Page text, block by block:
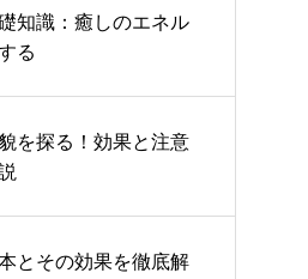
知識：癒しのエネル
る
を探る！効果と注意
とその効果を徹底解